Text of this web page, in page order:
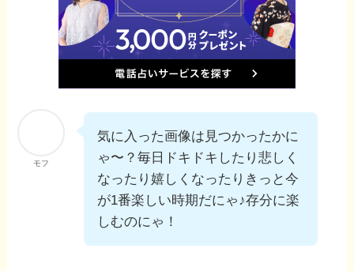
モフ
気に入った画像は見つかったかに
ゃ〜？毎日ドキドキしたり悲しく
なったり嬉しくなったりきっと今
が1番楽しい時期だにゃ♪存分に楽
しむのにゃ！